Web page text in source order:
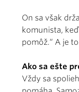
On sa však
komunista, keď
pomôž.“ A je
Ako sa ešte
Vždy sa